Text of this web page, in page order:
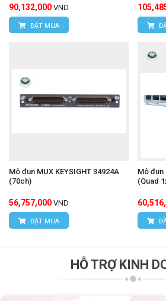
90,132,000 VND
ĐẶT MUA
Mô đun MUX KEYSIGHT 34924A
(70ch)
56,757,000 VND
ĐẶT MUA
Mô đun
(Quad
HỖ TRỢ KINH